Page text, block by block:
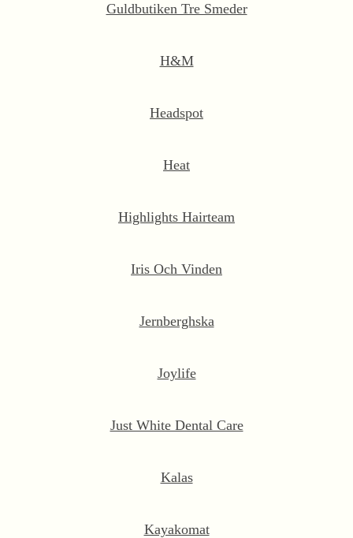
Guldbutiken Tre Smeder
H&M
Headspot
Heat
Highlights Hairteam
Iris Och Vinden
Jernberghska
Joylife
Just White Dental Care
Kalas
Kayakomat